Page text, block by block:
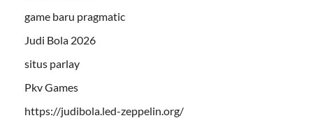
game baru pragmatic
Judi Bola 2026
situs parlay
Pkv Games
https://judibola.led-zeppelin.org/